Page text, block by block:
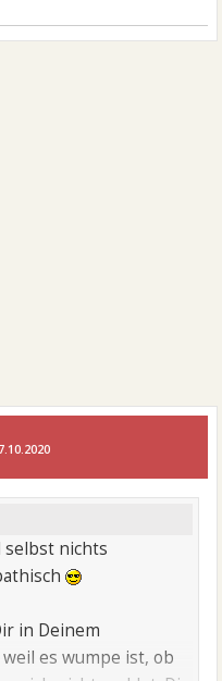
selbst nichts
in Deinem
es wumpe ist, ob